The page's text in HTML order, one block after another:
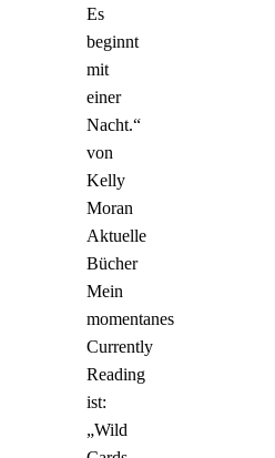
Es
beginnt
mit
einer
Nacht.“
von
Kelly
Moran
Aktuelle
Bücher
Mein
momentanes
Currently
Reading
ist:
„Wild